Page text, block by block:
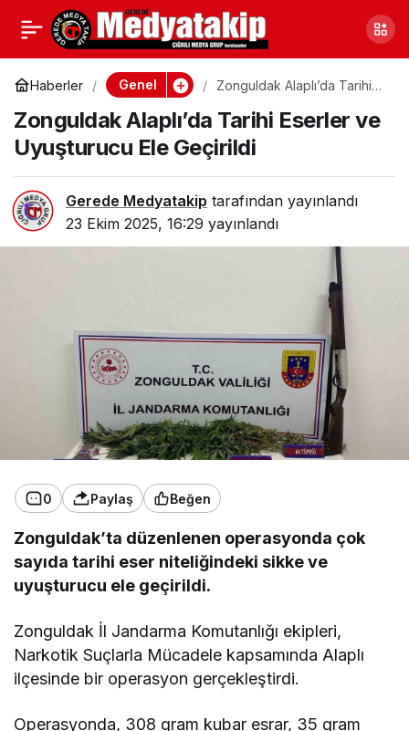
Haberler Genel
Zonguldak Alaplı’da Tarihi
Geçirildi
Zonguldak Alaplı’da Tarihi Eserler ve
Uyuşturucu Ele Geçirildi
Gerede Medyatakip tarafından yayınlandı
23 Ekim 2025, 16:29 yayınlandı
0 Paylaş Beğen
Zonguldak’ta düzenlenen operasyonda çok
sayıda tarihi eser niteliğindeki sikke ve
uyuşturucu ele geçirildi.
Zonguldak İl Jandarma Komutanlığı ekipleri,
Narkotik Suçlarla Mücadele kapsamında Alaplı
ilçesinde bir operasyon gerçekleştirdi.
Operasyonda, 308 gram kubar esrar, 35 gram
Kocaeli Başiskele’de
Öğrencilerle Beraber
Zeytin Hasadı Yapıldı
Paylaş